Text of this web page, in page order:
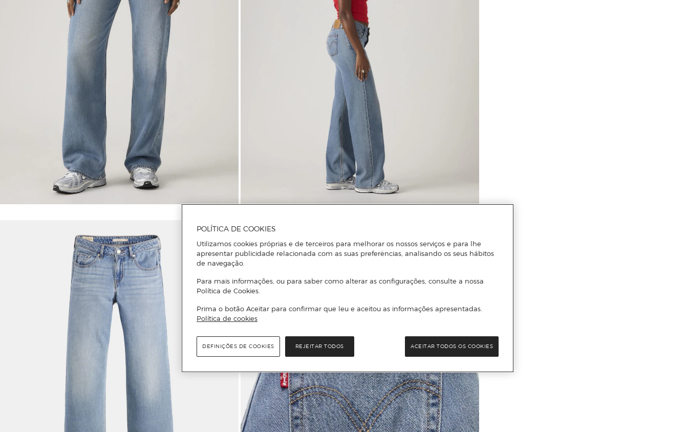
POLÍTICA DE COOKIES
Utilizamos cookies próprias e de terceiros para melhorar os nossos serviços e para lhe
apresentar publicidade relacionada com as suas preferências, analisando os seus hábitos
de navegação.
Para mais informações, ou para saber como alterar as configurações, consulte a nossa
Política de Cookies.
Prima o botão Aceitar para confirmar que leu e aceitou as informações apresentadas.
Política de cookies
REJEITAR TODOS ACEITAR TODOS OS COOKIES
DEFINIÇÕES DE COOKIES